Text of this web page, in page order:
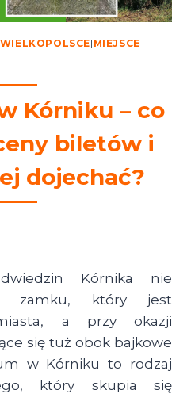
| MIEJSCE
Kórniku – co
biletów i
dojechać?
Kórnika nie
zamku, który jest
a przy okazji
się tuż obok bajkowe
w Kórniku to rodzaj
który skupia się